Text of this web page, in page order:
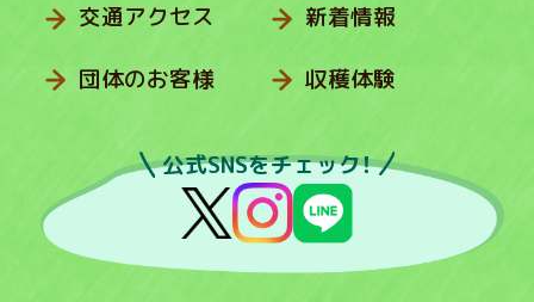
交通アクセス
団体のお客様
新着情報
収穫体験
公式SNSをチェック！